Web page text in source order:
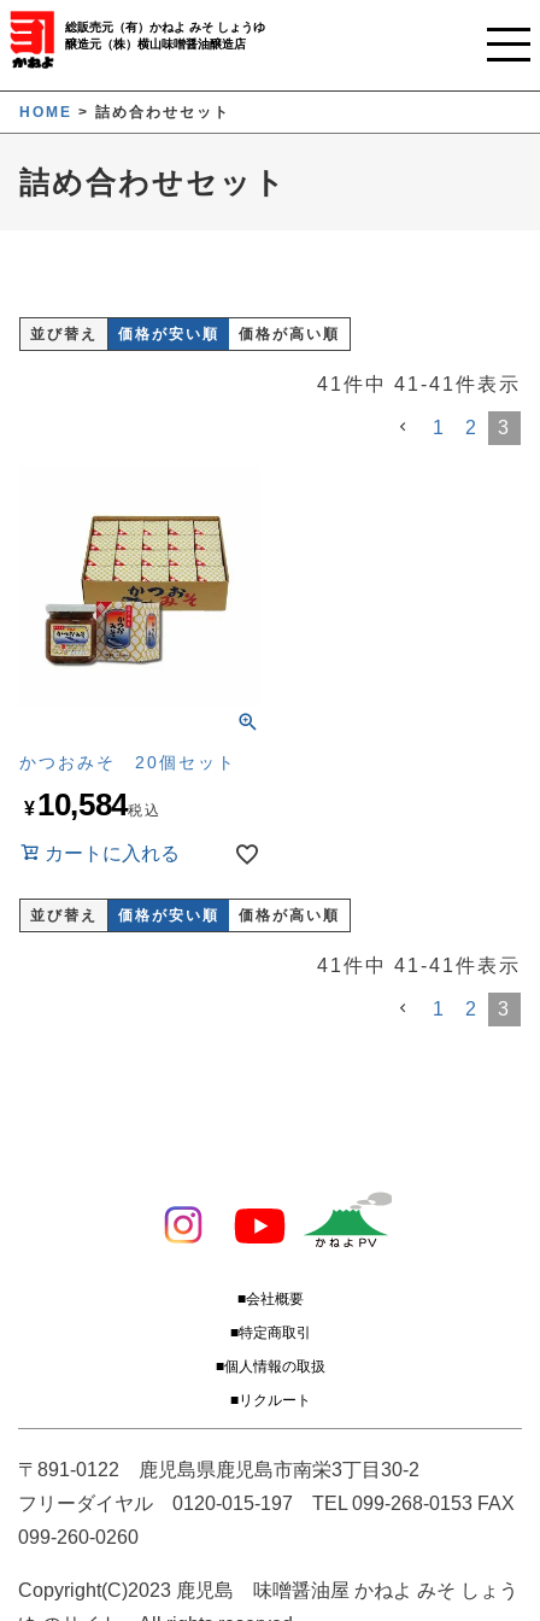
総販売元（有）かねよ みそ しょうゆ
醸造元（株）横山味噌醤油醸造店
ご利用ガイド
業務用窓口
オンラインストア
HOME 詰め合わせセット
詰め合わせセット
並び替え 価格が安い順 価格が高い順
41件中 41-41件表示
1 2 3
かつおみそ 20個セット
¥10,584税込
カートに入れる
並び替え 価格が安い順 価格が高い順
41件中 41-41件表示
1 2 3
■会社概要
■特定商取引
■個人情報の取扱
■リクルート
〒891-0122 鹿児島県鹿児島市南栄3丁目30-2
フリーダイヤル 0120-015-197 TEL 099-268-0153 FAX
099-260-0260
Copyright(C)2023 鹿児島 味噌醤油屋 かねよ みそ しょう